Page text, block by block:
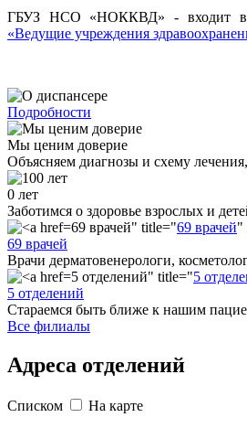
ГБУЗ НСО «НОККВД» - входит
«Ведущие учреждения
Подробности
Мы ценим доверие
Объясняем диагнозы и схему
0 лет
Заботимся о здоровье взрослых и
69 врачей" title="69 врачей"
69 врачей
Врачи дерматовенерологи,
5 отделений" title="5
5 отделений
Стараемся быть ближе к нашим
Все филиалы
Адреса отделений
Списком
На карте